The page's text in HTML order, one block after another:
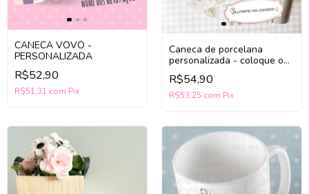
CANECA VOVÓ -
PERSONALIZADA
R$52,90
R$51,31 com Pix
Caneca de porcelana
personalizada - coloque o
seu nome
R$54,90
R$53,25 com Pix